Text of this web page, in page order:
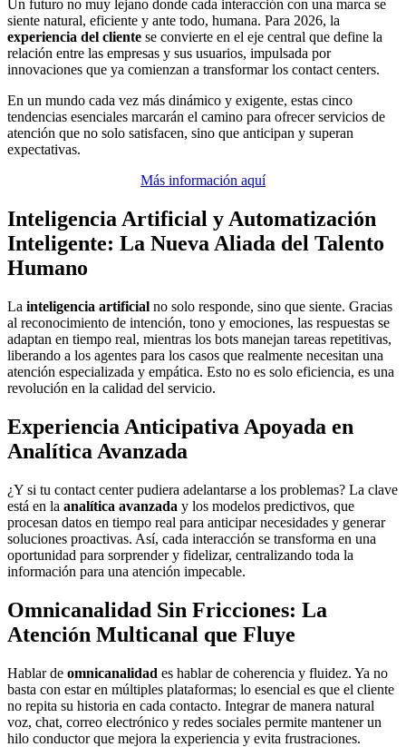
Un futuro no muy lejano donde cada interacción con una marca se
siente natural, eficiente y ante todo, humana. Para 2026, la
experiencia del cliente se convierte en el eje central que define la
relación entre las empresas y sus usuarios, impulsada por
innovaciones que ya comienzan a transformar los contact centers.
En un mundo cada vez más dinámico y exigente, estas cinco
tendencias esenciales marcarán el camino para ofrecer servicios de
atención que no solo satisfacen, sino que anticipan y superan
expectativas.
Más información aquí
Inteligencia Artificial y Automatización
Inteligente: La Nueva Aliada del Talento
Humano
La inteligencia artificial no solo responde, sino que siente. Gracias
al reconocimiento de intención, tono y emociones, las respuestas se
adaptan en tiempo real, mientras los bots manejan tareas repetitivas,
liberando a los agentes para los casos que realmente necesitan una
atención especializada y empática. Esto no es solo eficiencia, es una
revolución en la calidad del servicio.
Experiencia Anticipativa Apoyada en
Analítica Avanzada
¿Y si tu contact center pudiera adelantarse a los problemas? La clave
está en la analítica avanzada y los modelos predictivos, que
procesan datos en tiempo real para anticipar necesidades y generar
soluciones proactivas. Así, cada interacción se transforma en una
oportunidad para sorprender y fidelizar, centralizando toda la
información para una atención impecable.
Omnicanalidad Sin Fricciones: La
Atención Multicanal que Fluye
Hablar de omnicanalidad es hablar de coherencia y fluidez. Ya no
basta con estar en múltiples plataformas; lo esencial es que el cliente
no repita su historia en cada contacto. Integrar de manera natural
voz, chat, correo electrónico y redes sociales permite mantener un
hilo conductor que mejora la experiencia y evita frustraciones.